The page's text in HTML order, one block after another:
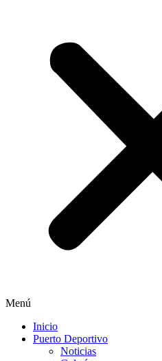
Menú
Inicio
Puerto Deportivo
Noticias